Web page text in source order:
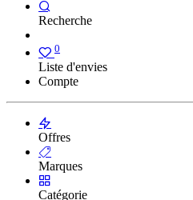
Recherche
0
Liste d'envies
Compte
Offres
Marques
Catégorie